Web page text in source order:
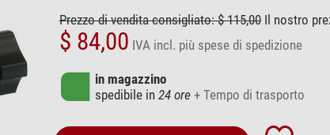
Prezzo di vendita consigliato: $ 115,00Il nostro
$ 84,00 IVA incl. più spese di spedizione
in magazzino
spedibile in 24 ore + Tempo di trasporto